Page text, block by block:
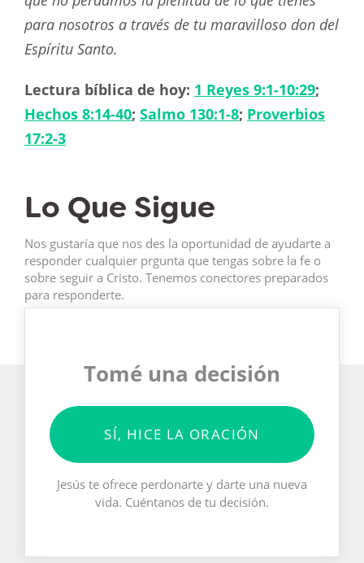
para nosotros a través de tu maravilloso don del
Espíritu Santo.
Lectura bíblica de hoy: 1 Reyes 9:1-10:29;
Hechos 8:14-40; Salmo 130:1-8; Proverbios
17:2-3
Lo Que Sigue
Nos gustaría que nos des la oportunidad de ayudarte a
responder cualquier prgunta que tengas sobre la fe o
sobre seguir a Cristo. Tenemos conectores preparados
para responderte.
Tomé una decisión
SÍ, HICE LA ORACIÓN
Jesús te ofrece perdonarte y darte una nueva
vida. Cuéntanos de tu decisión.